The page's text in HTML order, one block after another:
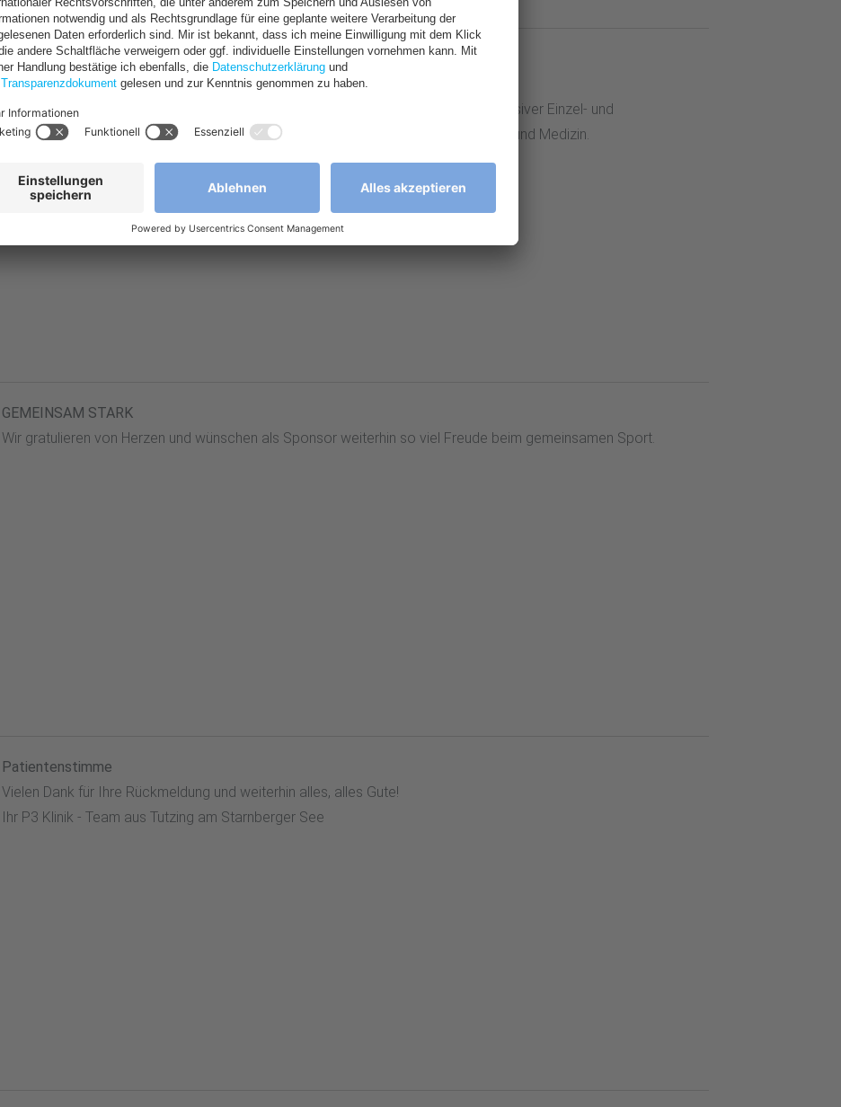
P3 Tagesklinik
Intensive Therapie – individuell abgestimmt.
In der P3 Klinik erwartet Sie ein maßgeschneidertes Behandlungskonzept mit intensiver Einzel- und
Gruppenpsychotherapie, ergänzenden nonverbalen Therapien, Pharmakotherapie und Medizin.
GEMEINSAM STARK
Wir gratulieren von Herzen und wünschen als Sponsor weiterhin so viel Freude beim gemeinsamen Sport.
Patientenstimme
Vielen Dank für Ihre Rückmeldung und weiterhin alles, alles Gute!
Ihr P3 Klinik - Team aus Tutzing am Starnberger See